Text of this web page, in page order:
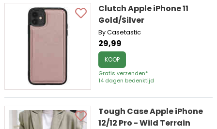
Clutch Apple iPhone 11
Gold/Silver
By Casetastic
29,99
KOOP
Gratis verzenden*
14 dagen bedenktijd
Tough Case Apple iPhone
12/12 Pro - Wild Terrain